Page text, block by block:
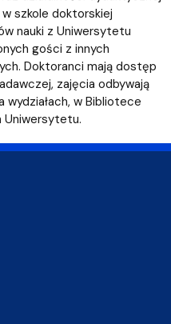
szkole doktorskiej
nauki z Uniwersytetu
gości z innych
Doktoranci mają dostęp
zajęcia odbywają
w Bibliotece
Uniwersytetu.